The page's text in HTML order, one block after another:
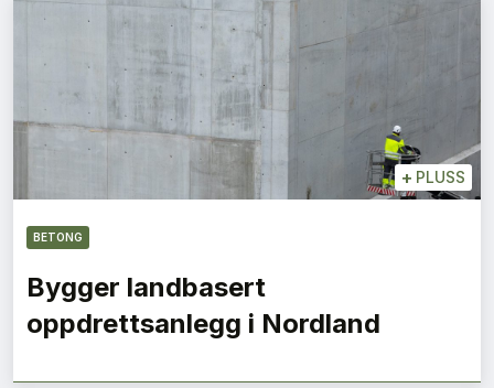
+ PLUSS
BETONG
Bygger landbasert
oppdrettsanlegg i Nordland